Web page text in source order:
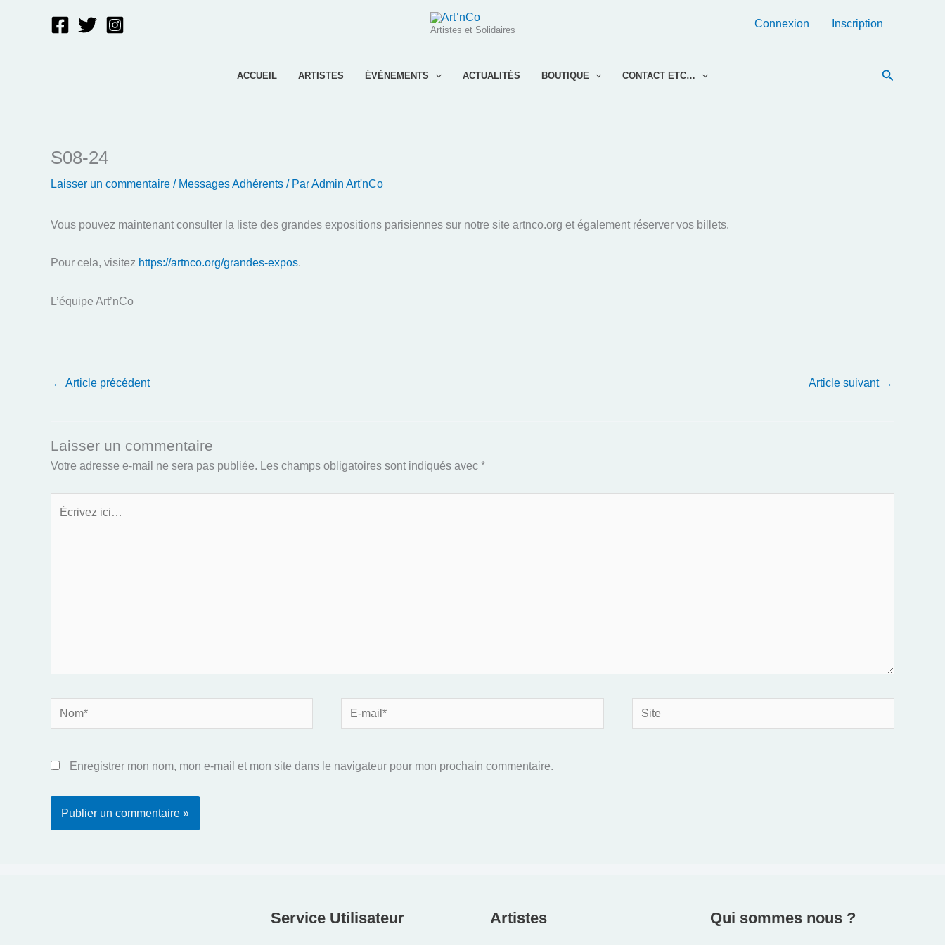
Artistes et Solidaires
Connexion Inscription
ACCUEIL ARTISTES ÉVÈNEMENTS ACTUALITÉS BOUTIQUE CONTACT ETC…
S08-24
Laisser un commentaire / Messages Adhérents / ParAdmin Art'nCo
Vous pouvez maintenant consulter la liste des grandes expositions parisiennes sur notre site artnco.org et également réserver vos billets.
Pour cela, visitez https://artnco.org/grandes-expos.
L’équipe Art’nCo
← Article précédent Article suivant →
Laisser un commentaire
Votre adresse e-mail ne sera pas publiée. Les champs obligatoires sont indiqués avec *
Nom*
E-
mail*
Site
Enregistrer mon nom, mon e-mail et mon site dans le navigateur pour mon prochain commentaire.
Service Utilisateur Artistes Qui sommes nous ?